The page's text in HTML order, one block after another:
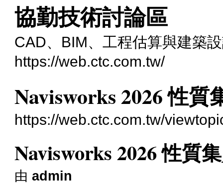
協勤技術討論區
CAD、BIM、工程估算與建築
https://web.ctc.com.tw/
Navisworks 2026 性
https://web.ctc.com.tw/
Navisworks 2026 性質
由admin